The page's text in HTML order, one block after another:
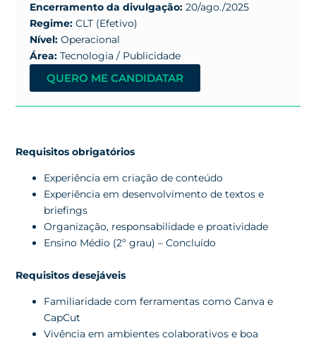
Encerramento da divulgação: 20/ago./2025
Regime: CLT (Efetivo)
Nível: Operacional
Área: Tecnologia / Publicidade
QUERO ME CANDIDATAR
Requisitos obrigatórios
Experiência em criação de conteúdo
Experiência em desenvolvimento de textos e
briefings
Organização, responsabilidade e proatividade
Ensino Médio (2º grau) – Concluído
Requisitos desejáveis
Familiaridade com ferramentas como Canva e
CapCut
Vivência em ambientes colaborativos e boa